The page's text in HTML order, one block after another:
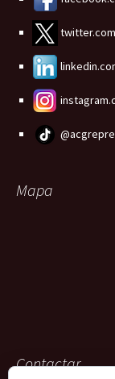
Mapa
Contactar